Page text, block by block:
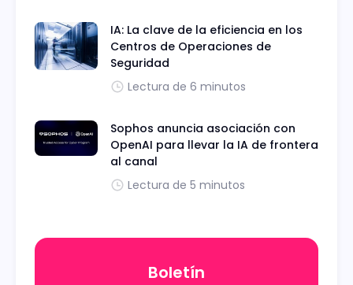
IA: La clave de la eficiencia en los
Centros de Operaciones de
Seguridad
Lectura de 6 minutos
Sophos anuncia asociación con
OpenAI para llevar la IA de frontera
al canal
Lectura de 5 minutos
Boletín